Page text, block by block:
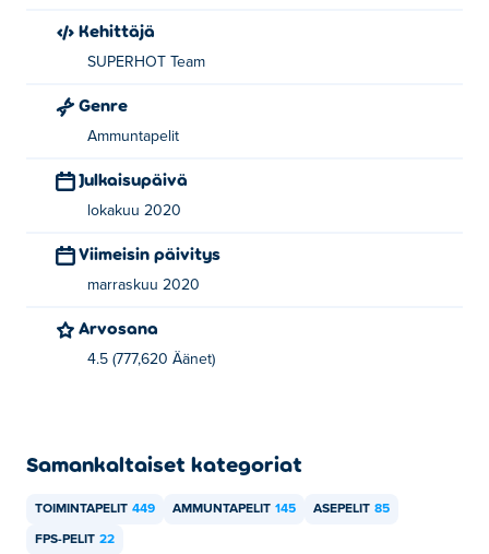
Kehittäjä
SUPERHOT Team
Genre
Ammuntapelit
Julkaisupäivä
lokakuu 2020
Viimeisin päivitys
marraskuu 2020
Arvosana
4.5 (777,620 Äänet)
Samankaltaiset kategoriat
TOIMINTAPELIT 449 AMMUNTAPELIT 145 ASEPELIT 85
FPS-PELIT 22